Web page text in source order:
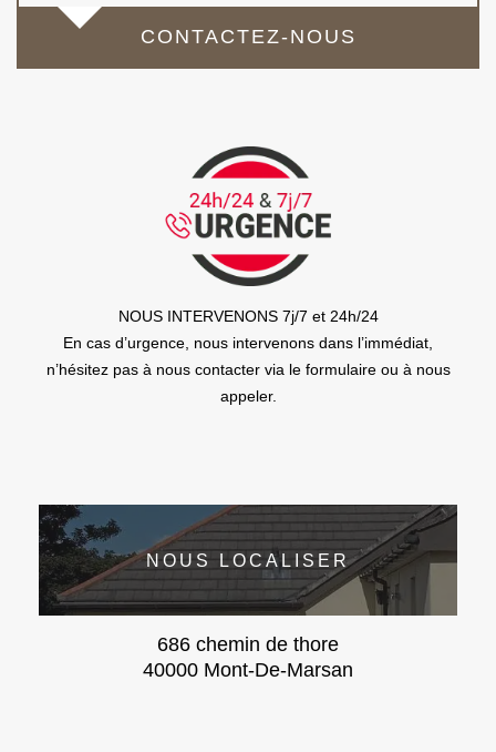
CONTACTEZ-NOUS
NOUS INTERVENONS 7j/7 et 24h/24
En cas d’urgence, nous intervenons dans l’immédiat,
n’hésitez pas à nous contacter via le formulaire ou à nous
appeler.
NOUS LOCALISER
686 chemin de thore
40000 Mont-De-Marsan